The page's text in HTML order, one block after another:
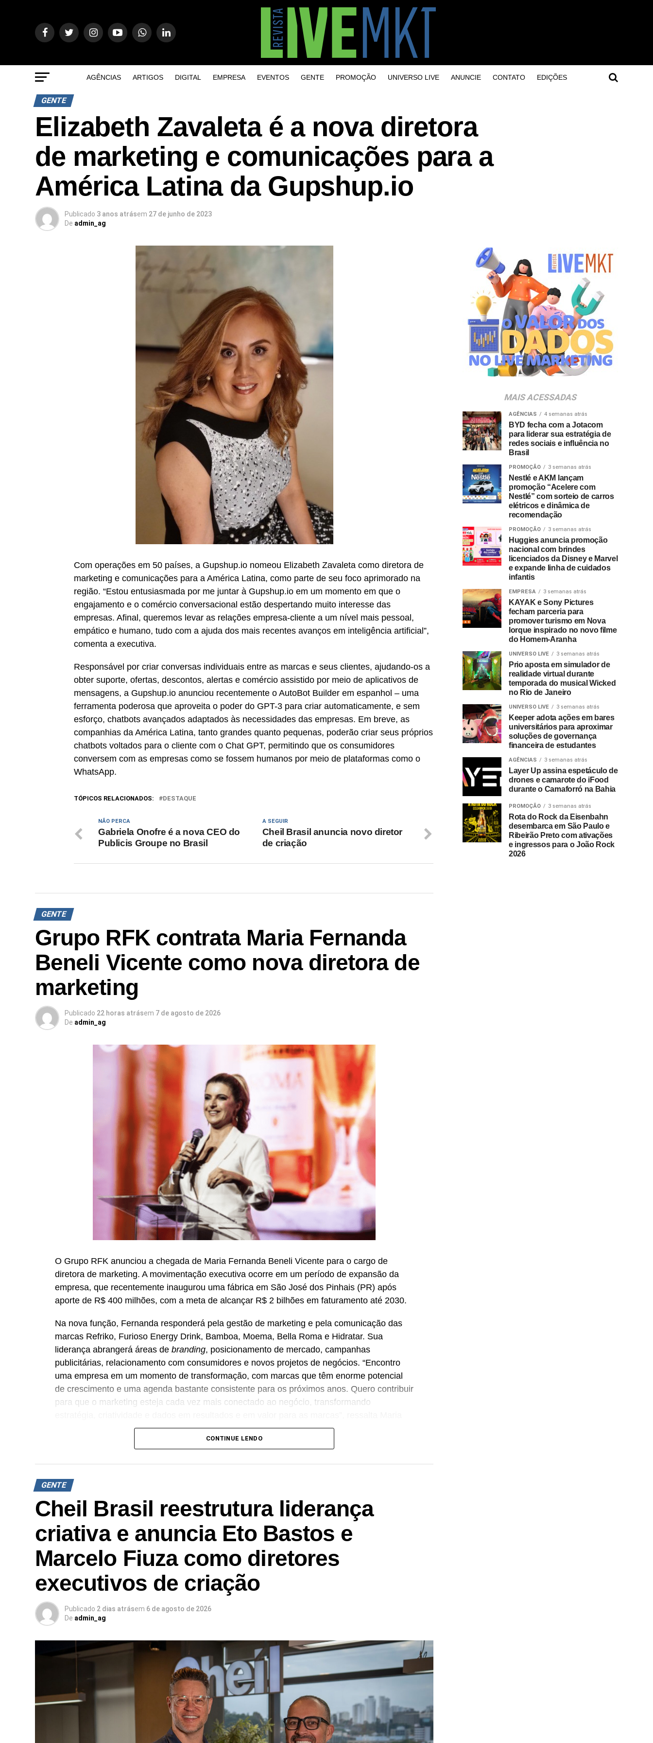
AGÊNCIAS ARTIGOS DIGITAL EMPRESA EVENTOS GENTE PROMOÇÃO UNIVERSO LIVE ANUNCIE CONTATO EDIÇÕES
GENTE
Elizabeth Zavaleta é a nova diretora
de marketing e comunicações para a
América Latina da Gupshup.io
Publicado 3 anos atrásem 27 de junho de 2023
De admin_ag
Com operações em 50 países, a Gupshup.io nomeou Elizabeth Zavaleta como diretora de
marketing e comunicações para a América Latina, como parte de seu foco aprimorado na
região. “Estou entusiasmada por me juntar à Gupshup.io em um momento em que o
engajamento e o comércio conversacional estão despertando muito interesse das
empresas. Afinal, queremos levar as relações empresa-cliente a um nível mais pessoal,
empático e humano, tudo com a ajuda dos mais recentes avanços em inteligência artificial”,
comenta a executiva.
Responsável por criar conversas individuais entre as marcas e seus clientes, ajudando-os a
obter suporte, ofertas, descontos, alertas e comércio assistido por meio de aplicativos de
mensagens, a Gupshup.io anunciou recentemente o AutoBot Builder em espanhol – uma
ferramenta poderosa que aproveita o poder do GPT-3 para criar automaticamente, e sem
esforço, chatbots avançados adaptados às necessidades das empresas. Em breve, as
companhias da América Latina, tanto grandes quanto pequenas, poderão criar seus próprios
chatbots voltados para o cliente com o Chat GPT, permitindo que os consumidores
conversem com as empresas como se fossem humanos por meio de plataformas como o
WhatsApp.
TÓPICOS RELACIONADOS: DESTAQUE
A SEGUIR
Cheil Brasil anuncia novo diretor
de criação
NÃO PERCA
Gabriela Onofre é a nova CEO do
Publicis Groupe no Brasil
GENTE
Grupo RFK contrata Maria Fernanda
Beneli Vicente como nova diretora de
marketing
Publicado 22 horas atrásem 7 de agosto de 2026
De admin_ag
O Grupo RFK anunciou a chegada de Maria Fernanda Beneli Vicente para o cargo de
diretora de marketing. A movimentação executiva ocorre em um período de expansão da
empresa, que recentemente inaugurou uma fábrica em São José dos Pinhais (PR) após
aporte de R$ 400 milhões, com a meta de alcançar R$ 2 bilhões em faturamento até 2030.
Na nova função, Fernanda responderá pela gestão de marketing e pela comunicação das
marcas Refriko, Furioso Energy Drink, Bamboa, Moema, Bella Roma e Hidratar. Sua
liderança abrangerá áreas de branding, posicionamento de mercado, campanhas
publicitárias, relacionamento com consumidores e novos projetos de negócios. “Encontro
uma empresa em um momento de transformação, com marcas que têm enorme potencial
de crescimento e uma agenda bastante consistente para os próximos anos. Quero contribuir
para que o marketing esteja cada vez mais conectado ao negócio, transformando
Fernanda Beneli Vicente.
A executiva possui mais de 20 anos de atuação profissional nas áreas de
comunicação egrowth. Antes de integrar o Grupo RFK, atuou comoCMOdo Grupo
Madero, onde liderou iniciativas de
estratégias baseadas em dados.
Com a contratação, o grupo fortalece sua estrutura executiva para sustentar o aumento da
capacidade produtiva e a consolidação do portfólio de bebidas no mercado nacional.
CONTINUE LENDO
GENTE
Cheil Brasil reestrutura liderança
criativa e anuncia Eto Bastos e
Marcelo Fiuza como diretores
executivos de criação
Publicado 2 dias atrásem 6 de agosto de 2026
De admin_ag
MAIS ACESSADAS
AGÊNCIAS 4 semanas atrás
BYD fecha com a Jotacom
para liderar sua estratégia de
redes sociais e influência no
Brasil
PROMOÇÃO 3 semanas atrás
Nestlé e AKM lançam
promoção “Acelere com
Nestlé” com sorteio de carros
elétricos e dinâmica de
recomendação
PROMOÇÃO 3 semanas atrás
Huggies anuncia promoção
nacional com brindes
licenciados da Disney e Marvel
e expande linha de cuidados
infantis
EMPRESA 3 semanas atrás
KAYAK e Sony Pictures
fecham parceria para
promover turismo em Nova
Iorque inspirado no novo filme
do Homem-Aranha
UNIVERSO LIVE 3 semanas atrás
Prio aposta em simulador de
realidade virtual durante
temporada do musical Wicked
no Rio de Janeiro
UNIVERSO LIVE 3 semanas atrás
Keeper adota ações em bares
universitários para aproximar
soluções de governança
financeira de estudantes
AGÊNCIAS 3 semanas atrás
Layer Up assina espetáculo de
drones e camarote do iFood
durante o Camaforró na Bahia
PROMOÇÃO 3 semanas atrás
Rota do Rock da Eisenbahn
desembarca em São Paulo e
Ribeirão Preto com ativações
e ingressos para o João Rock
2026